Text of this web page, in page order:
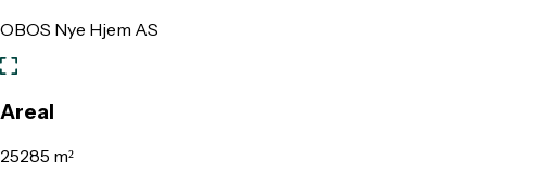
OBOS Nye Hjem AS
Areal
25285 m²